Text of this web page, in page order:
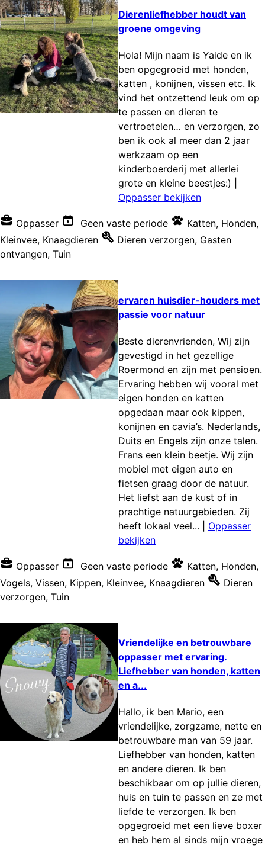
Dierenliefhebber houdt van
groene omgeving
Hola! Mijn naam is Yaide en ik
ben opgegroeid met honden,
katten , konijnen, vissen etc. Ik
vind het ontzettend leuk om op
te passen en dieren te
vertroetelen… en verzorgen, zo
ben ik ook al meer dan 2 jaar
werkzaam op een
kinderboerderij met allerlei
grote en kleine beestjes:)
Oppasser bekijken
Oppasser Geen vaste periode Katten, Honden,
Kleinvee, Knaagdieren Dieren verzorgen, Gasten
ontvangen, Tuin
ervaren huisdier-houders met
passie voor natuur
Beste dierenvrienden, Wij zijn
gevestigd in het gezellige
Roermond en zijn met pensioen.
Ervaring hebben wij vooral met
eigen honden en katten
opgedaan maar ook kippen,
konijnen en cavia’s. Nederlands,
Duits en Engels zijn onze talen.
Frans een klein beetje. Wij zijn
mobiel met eigen auto en
fietsen graag door de natuur.
Het liefst aan de kust of in
prachtige natuurgebieden. Zij
heeft lokaal veel...
Oppasser
bekijken
Oppasser Geen vaste periode Katten, Honden,
Vogels, Vissen, Kippen, Kleinvee, Knaagdieren
Dieren
verzorgen, Tuin
Vriendelijke en betrouwbare
oppasser met ervaring.
Liefhebber van honden, katten
en a...
Hallo, ik ben Mario, een
vriendelijke, zorgzame, nette en
betrouwbare man van 59 jaar.
Liefhebber van honden, katten
en andere dieren. Ik ben
beschikbaar om op jullie dieren,
huis en tuin te passen en ze met
liefde te verzorgen. Ik ben
opgegroeid met een lieve boxer
en heb hem al sinds mijn vroege